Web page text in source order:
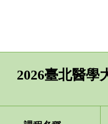
2026臺北醫學